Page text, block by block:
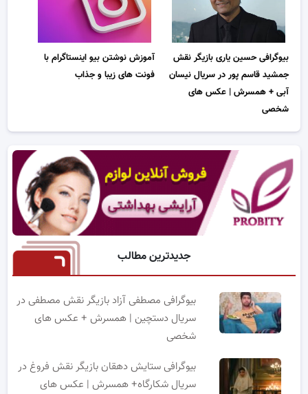
بیوگرافی حسین یاری بازیگر نقش
جمشید قاسم پور در سریال نیسان
آبی + همسرش | عکس های
شخصی
آموزش نوشتن بیو اینستاگرام با
فونت های زیبا و جذاب
جدیدترین مطالب
بیوگرافی مصطفی آزاد بازیگر نقش مصطفی در
سریال دستچین | همسرش + عکس های
شخصی
بیوگرافی ستایش دهقان بازیگر نقش فروغ در
سریال شکارگاه+ همسرش | عکس های